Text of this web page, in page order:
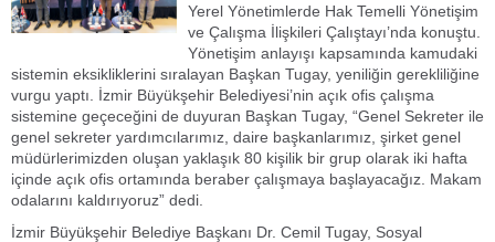
Yerel Yönetimlerde Hak Temelli Yönetişim
ve Çalışma İlişkileri Çalıştayı’nda konuştu.
Yönetişim anlayışı kapsamında kamudaki
sistemin eksikliklerini sıralayan Başkan Tugay, yeniliğin gerekliliğine
vurgu yaptı. İzmir Büyükşehir Belediyesi’nin açık ofis çalışma
sistemine geçeceğini de duyuran Başkan Tugay, “Genel Sekreter ile
genel sekreter yardımcılarımız, daire başkanlarımız, şirket genel
müdürlerimizden oluşan yaklaşık 80 kişilik bir grup olarak iki hafta
içinde açık ofis ortamında beraber çalışmaya başlayacağız. Makam
odalarını kaldırıyoruz” dedi.
İzmir Büyükşehir Belediye Başkanı Dr. Cemil Tugay, Sosyal